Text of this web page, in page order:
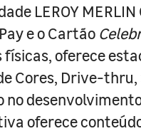
LEROY
e o Cartão
físicas, oferece
Cores, Drive-
no
oferece